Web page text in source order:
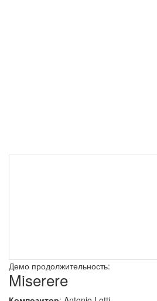
Демо продолжительность:
Miserere